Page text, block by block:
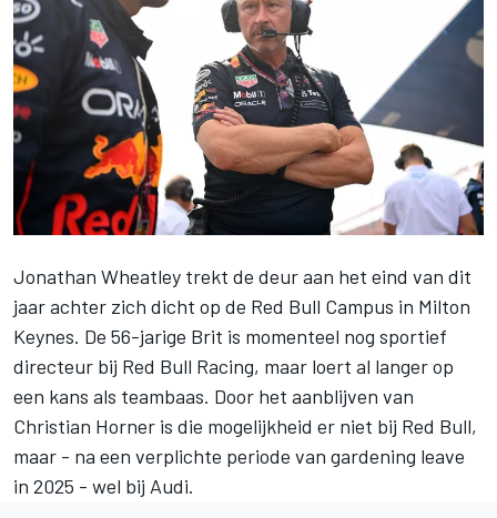
Jonathan Wheatley trekt de deur aan het eind van dit
jaar achter zich dicht op de Red Bull Campus in Milton
Keynes. De 56-jarige Brit is momenteel nog sportief
directeur bij Red Bull Racing, maar loert al langer op
een kans als teambaas. Door het aanblijven van
Christian Horner is die mogelijkheid er niet bij Red Bull,
maar - na een verplichte periode van gardening leave
in 2025 - wel bij Audi.